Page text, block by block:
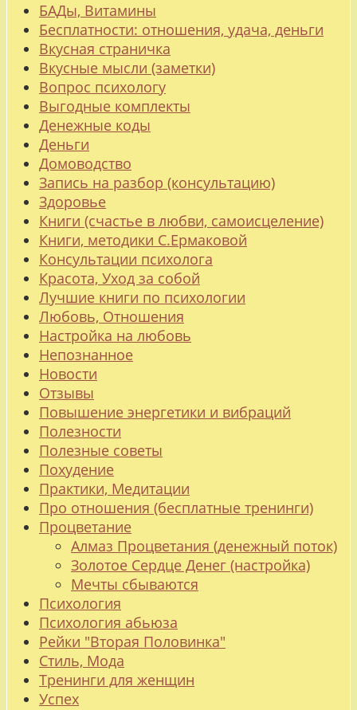
БАДы, Витамины
Бесплатности: отношения, удача, деньги
Вкусная страничка
Вкусные мысли (заметки)
Вопрос психологу
Выгодные комплекты
Денежные коды
Деньги
Домоводство
Запись на разбор (консультацию)
Здоровье
Книги (счастье в любви, самоисцеление)
Книги, методики С.Ермаковой
Консультации психолога
Красота, Уход за собой
Лучшие книги по психологии
Любовь, Отношения
Настройка на любовь
Непознанное
Новости
Отзывы
Повышение энергетики и вибраций
Полезности
Полезные советы
Похудение
Практики, Медитации
Про отношения (бесплатные тренинги)
Процветание
Алмаз Процветания (денежный поток)
Золотое Сердце Денег (настройка)
Мечты сбываются
Психология
Психология абьюза
Рейки "Вторая Половинка"
Стиль, Мода
Тренинги для женщин
Успех